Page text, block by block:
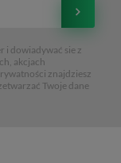
i dowiadywać sie z
akcjach
znajdziesz
Twoje dane